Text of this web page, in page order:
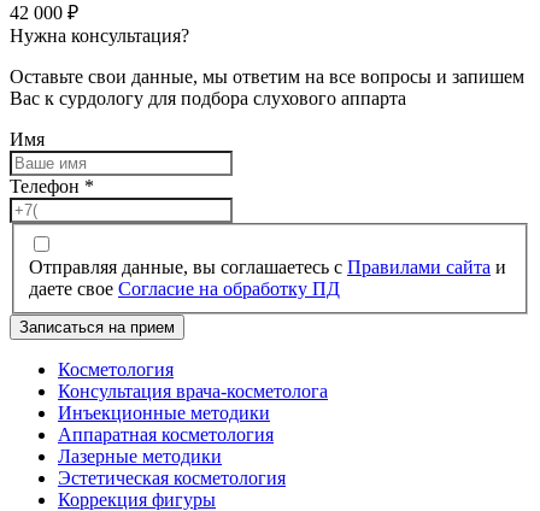
42 000 ₽
Нужна консультация?
Оставьте свои данные, мы ответим на все вопросы и запишем
Вас к сурдологу для подбора слухового аппарта
Имя
Телефон *
Отправляя данные, вы соглашаетесь с Правилами сайта и
даете свое Согласие на обработку ПД
Записаться на прием
Косметология
Консультация врача-косметолога
Инъекционные методики
Аппаратная косметология
Лазерные методики
Эстетическая косметология
Коррекция фигуры